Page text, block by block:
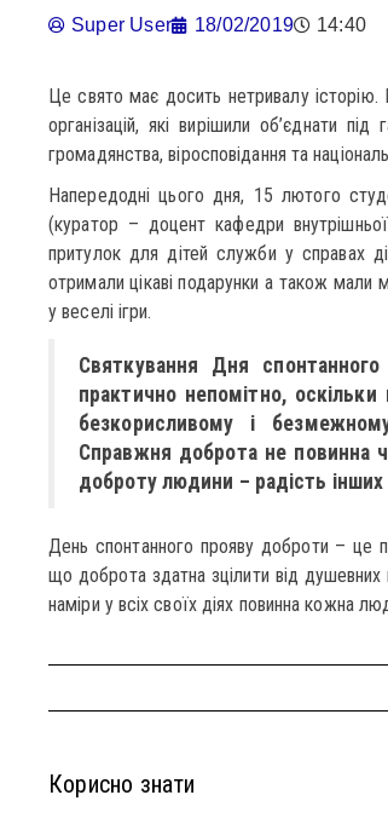
Super User 18/02/2019 14:40
Це свято має досить нетривалу історію.
організацій, які вирішили об’єднати
громадянства, віросповідання та
Напередодні цього дня, 15 лютого
(куратор – доцент кафедри
притулок для дітей служби у справах
отримали цікаві подарунки а також мали
у веселі ігри.
Святкування Дня
практично непомітно,
безкорисливому і
Справжня доброта не повинна
доброту людини – радість
День спонтанного прояву доброти – це
що доброта здатна зцілити від
наміри у всіх своїх діях повинна кожна
Корисно знати